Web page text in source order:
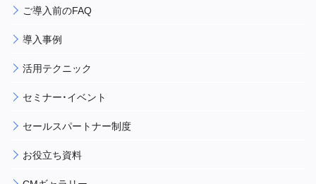
ご導入前のFAQ
導入事例
活用テクニック
セミナー・イベント
セールスパートナー制度
お役立ち資料